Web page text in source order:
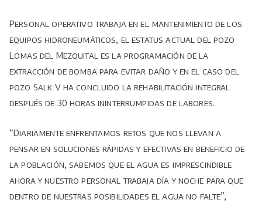
Personal operativo trabaja en el mantenimiento de los
equipos hidroneumáticos, el estatus actual del pozo
Lomas del Mezquital es la programación de la
extracción de bomba para evitar daño y en el caso del
pozo Salk V ha concluido la rehabilitación integral
después de 30 horas ininterrumpidas de labores.
“Diariamente enfrentamos retos que nos llevan a
pensar en soluciones rápidas y efectivas en beneficio de
la población, sabemos que el agua es imprescindible
ahora y nuestro personal trabaja día y noche para que
dentro de nuestras posibilidades el agua no falte”,